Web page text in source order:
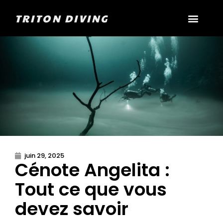
TRITON DIVING
juin 29, 2025
Cénote Angelita :
Tout ce que vous
devez savoir